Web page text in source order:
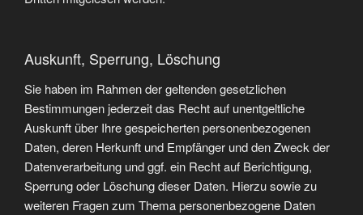
Auskunft, Sperrung, Löschung
Sie haben im Rahmen der geltenden gesetzlichen
Bestimmungen jederzeit das Recht auf unentgeltliche
Auskunft über Ihre gespeicherten personenbezogenen
Daten, deren Herkunft und Empfänger und den Zweck der
Datenverarbeitung und ggf. ein Recht auf Berichtigung,
Sperrung oder Löschung dieser Daten. Hierzu sowie zu
weiteren Fragen zum Thema personenbezogene Daten